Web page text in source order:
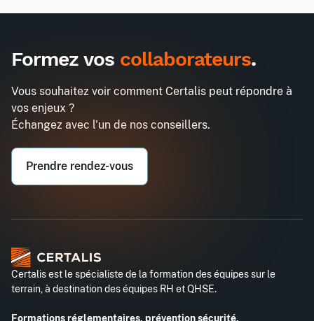
Approfondir la connaissance de soi-
Entreprise*
Téléphone professionnel*
Formez vos collaborateurs.
Vous souhaitez voir comment Certalis peut répondre à
vos enjeux ?
Échangez avec l'un de nos conseillers.
Prendre rendez-vous
Certalis est le spécialiste de la formation des équipes sur le
terrain, à destination des équipes RH et QHSE.
Formations réglementaires, prévention sécurité,